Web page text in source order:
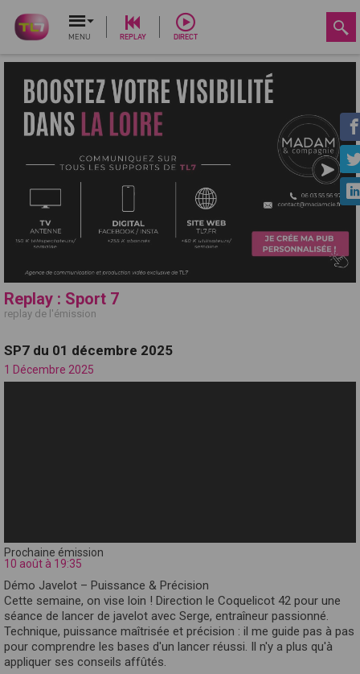
MENU REPLAY DIRECT
Replay : Sport 7
replay de l'émission
SP7 du 01 décembre 2025
1 Décembre 2025
Prochaine émission
10 août à 19:35
Démo Javelot – Puissance & Précision
Cette semaine, on vise loin ! Direction le Coquelicot 42 pour une
séance de lancer de javelot avec Serge, entraîneur passionné.
Technique, puissance maîtrisée et précision : il me guide pas à pas
pour comprendre les bases d'un lancer réussi. Il n'y a plus qu'à
appliquer ses conseils affûtés.